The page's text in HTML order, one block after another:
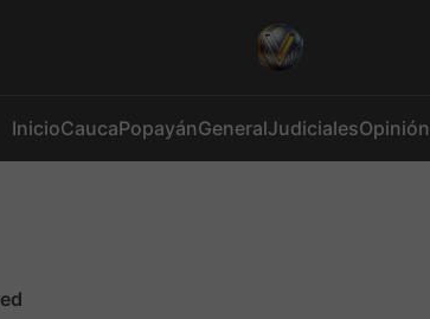
InicioCaucaPopayánGeneralJudicialesOpinión